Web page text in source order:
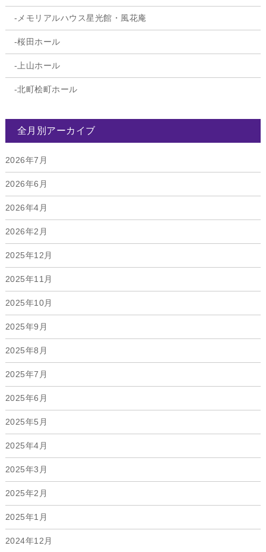
メモリアルハウス星光館・風花庵
桜田ホール
上山ホール
北町桧町ホール
全月別アーカイブ
2026年7月
2026年6月
2026年4月
2026年2月
2025年12月
2025年11月
2025年10月
2025年9月
2025年8月
2025年7月
2025年6月
2025年5月
2025年4月
2025年3月
2025年2月
2025年1月
2024年12月